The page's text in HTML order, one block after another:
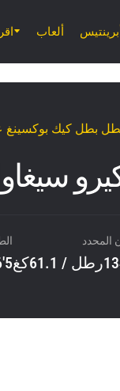
ألعاب
بطل كيك بوكسينغ
سيغاوا
المحدد
5'6"قدم / 168سم